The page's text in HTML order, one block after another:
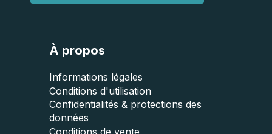
À propos
Informations légales
Conditions d'utilisation
Confidentialités & protections des
données
Conditions de vente